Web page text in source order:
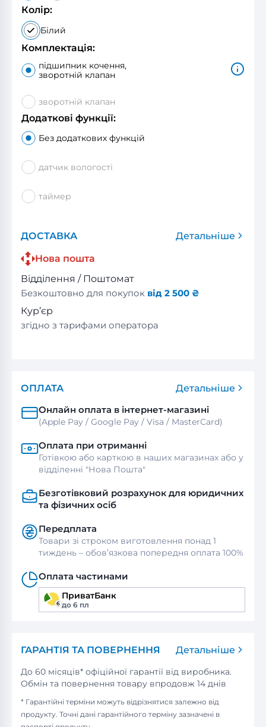
Колір:
Білий
Комплектація:
підшипник кочення,
зворотній клапан
зворотній клапан
Додаткові функції:
Без додаткових функцій
датчик вологості
таймер
ДОСТАВКА
Детальніше
Нова пошта
Відділення / Поштомат
Безкоштовно для покупок від 2 500 ₴
Кур’єр
згідно з тарифами оператора
ОПЛАТА
Детальніше
Онлайн оплата в інтернет-магазині
(Apple Pay / Google Pay / Visa / MasterСard)
Оплата при отриманні
Готівкою або карткою в наших магазинах або у
відділенні "Нова Пошта"
Безготівковий розрахунок для юридичних
та фізичних осіб
Передплата
Товари зі строком виготовлення понад 1
тиждень – обов’язкова попередня оплата 100%
Оплата частинами
ПриватБанк
до 6 пл
ГАРАНТІЯ ТА ПОВЕРНЕННЯ Детальніше
До 60 місяців* офіційної гарантії від виробника.
Обмін та повернення товару впродовж 14 днів
* Гарантійні терміни можуть відрізнятися залежно від
продукту. Точні дані гарантійного терміну зазначені в